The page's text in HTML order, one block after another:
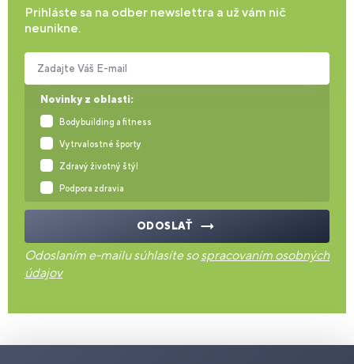
Prihláste sa na odber newslettra a už vám nič
neunikne.
Novinky z oblasti:
Bodybuilding a fitness
Vytrvalostné športy
Zdravý životný štýl
Podpora zdravia
Zadajte Váš E-mail
ODOSLAŤ
Odoslaním e-mailu súhlasíte sospracovaním osobných
údajov